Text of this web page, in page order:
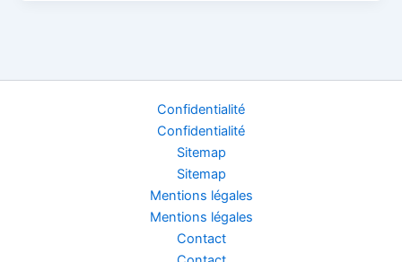
Confidentialité
Confidentialité
Sitemap
Sitemap
Mentions légales
Mentions légales
Contact